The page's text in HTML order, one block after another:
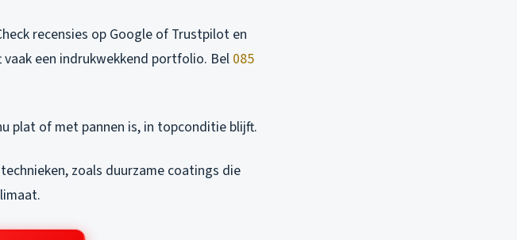
recensies op Google of Trustpilot en
een indrukwekkend portfolio. Bel085
plat of met pannen is, in topconditie blijft.
zoals duurzame coatings die